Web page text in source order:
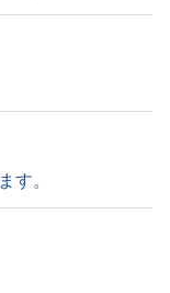
す。